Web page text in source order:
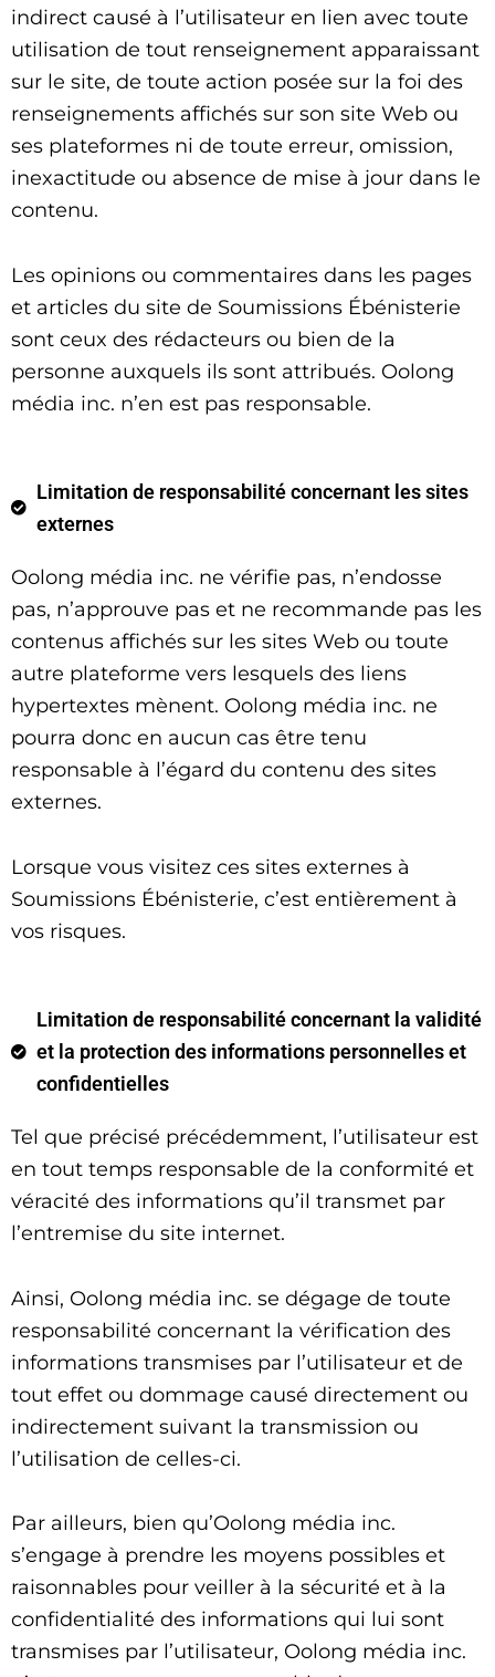
indirect causé à l’utilisateur en lien avec toute
utilisation de tout renseignement apparaissant
sur le site, de toute action posée sur la foi des
renseignements affichés sur son site Web ou
ses plateformes ni de toute erreur, omission,
inexactitude ou absence de mise à jour dans le
contenu.
Les opinions ou commentaires dans les pages
et articles du site de Soumissions Ébénisterie
sont ceux des rédacteurs ou bien de la
personne auxquels ils sont attribués. Oolong
média inc. n’en est pas responsable.
Limitation de responsabilité concernant les sites
externes
Oolong média inc. ne vérifie pas, n’endosse
pas, n’approuve pas et ne recommande pas les
contenus affichés sur les sites Web ou toute
autre plateforme vers lesquels des liens
hypertextes mènent. Oolong média inc. ne
pourra donc en aucun cas être tenu
responsable à l’égard du contenu des sites
externes.
Lorsque vous visitez ces sites externes à
Soumissions Ébénisterie, c’est entièrement à
vos risques.
Limitation de responsabilité concernant la validité
et la protection des informations personnelles et
confidentielles
Tel que précisé précédemment, l’utilisateur est
en tout temps responsable de la conformité et
véracité des informations qu’il transmet par
l’entremise du site internet.
Ainsi, Oolong média inc. se dégage de toute
responsabilité concernant la vérification des
informations transmises par l’utilisateur et de
tout effet ou dommage causé directement ou
indirectement suivant la transmission ou
l’utilisation de celles-ci.
Par ailleurs, bien qu’Oolong média inc.
s’engage à prendre les moyens possibles et
raisonnables pour veiller à la sécurité et à la
confidentialité des informations qui lui sont
transmises par l’utilisateur, Oolong média inc.